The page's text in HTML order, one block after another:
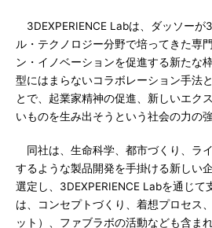
3DEXPERIENCE Labは、ダッソーが
ル・テクノロジー分野で培ってきた専
ン・イノベーションを促進する新たな
型にはまらないコラボレーション手法
とで、起業家精神の促進、新しいエク
いものを生み出そうという社会の力の強
同社は、生命科学、都市づくり、ラ
するような製品開発を手掛ける新しい
選定し、3DEXPERIENCE Labを通じて
は、コンセプトづくり、着想プロセス
ット）、ファブラボの活動なども含まれ